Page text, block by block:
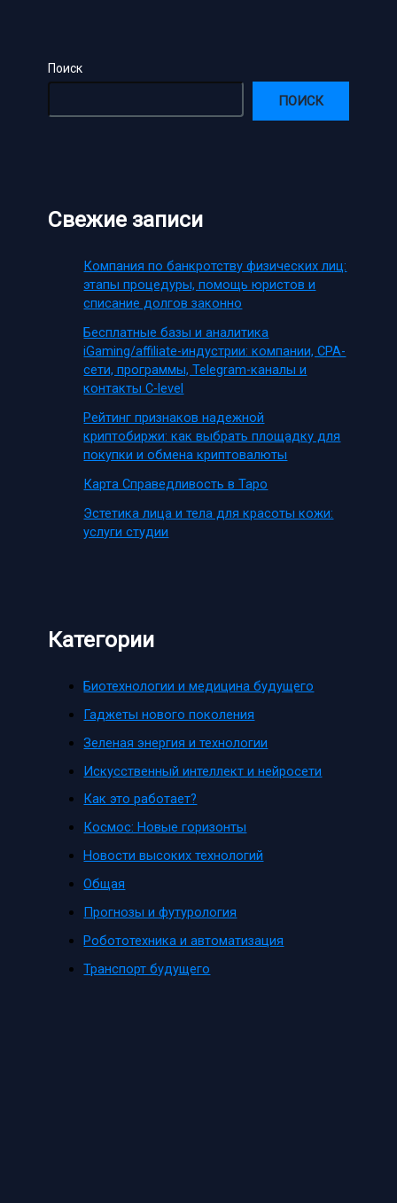
Поиск
ПОИСК
Свежие записи
Компания по банкротству физических лиц:
этапы процедуры, помощь юристов и
списание долгов законно
Бесплатные базы и аналитика
iGaming/affiliate-индустрии: компании, CPA-
сети, программы, Telegram-каналы и
контакты C-level
Рейтинг признаков надежной
криптобиржи: как выбрать площадку для
покупки и обмена криптовалюты
Карта Справедливость в Таро
Эстетика лица и тела для красоты кожи:
услуги студии
Категории
Биотехнологии и медицина будущего
Гаджеты нового поколения
Зеленая энергия и технологии
Искусственный интеллект и нейросети
Как это работает?
Космос: Новые горизонты
Новости высоких технологий
Общая
Прогнозы и футурология
Робототехника и автоматизация
Транспорт будущего